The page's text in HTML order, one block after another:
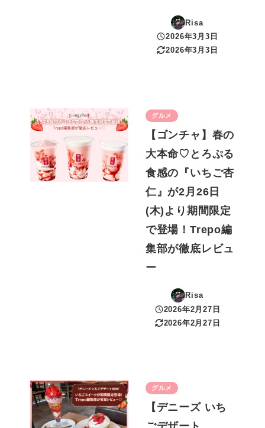
Risa
投稿日
2026年3月3日
更新日
2026年3月3日
グルメ
【ゴンチャ】春の
大本命♡とろぷる
食感の『いちご杏
仁』が2月26日
(木)より期間限定
で登場！Trepo編
集部が徹底レビュ
ー
Risa
投稿日
2026年2月27日
更新日
2026年2月27日
グルメ
【デニーズ いち